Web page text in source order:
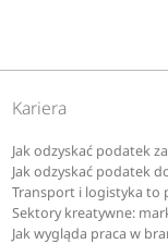
Kariera
Jak odzyskać podatek
Jak odzyskać podatek
Transport i logistyka to
Sektory kreatywne:
Jak wygląda praca w